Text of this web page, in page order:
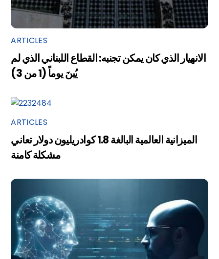
ARTICLES
الانهيار الذي كان يمكن تجنبه: القطاع اللبناني الذي لم
يُبنَ يوماً (1 من 3)
ARTICLES
الميزانية العالمية البالغة 1.8 كوادريليون دولار تعاني
مشكلة كامنة